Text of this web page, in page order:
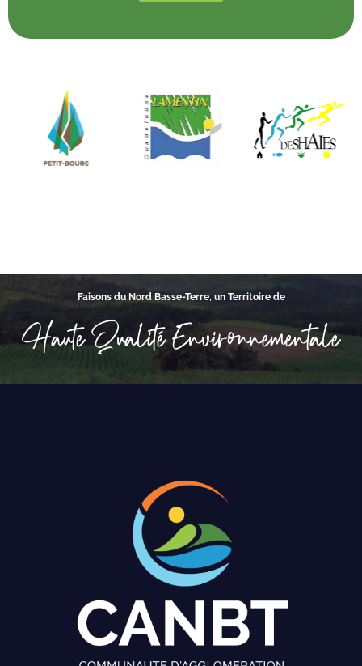
Faisons du Nord Basse-Terre, un Territoire de
Haute Qualité Environnementale